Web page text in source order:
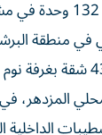
كل هذه المميزات حرصت شركة "صن رايز
في منطقة
المزدهر، في